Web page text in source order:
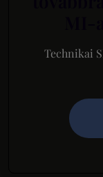
Technikai